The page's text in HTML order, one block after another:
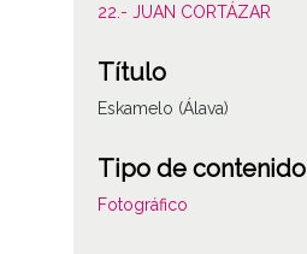
22.- JUAN CORTÁZAR
Título
Eskamelo (Álava)
Tipo de contenido
Fotográfico